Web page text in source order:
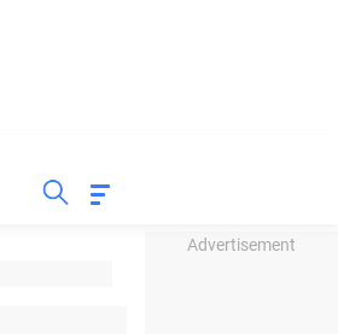
Advertisement
INSPIRASI BISNIS